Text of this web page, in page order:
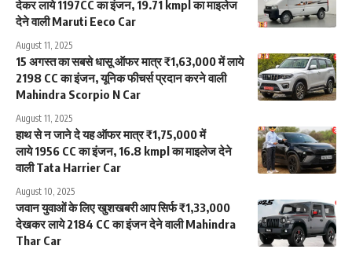
देकर लाये 1197CC का इंजन, 19.71 kmpl का माइलेज
देने वाली Maruti Eeco Car
August 11, 2025
15 अगस्त का सबसे धासू ऑफर मात्र ₹1,63,000 में लाये
2198 CC का इंजन, यूनिक फीचर्स प्रदान करने वाली
Mahindra Scorpio N Car
August 11, 2025
हाथ से न जाने दे यह ऑफर मात्र ₹1,75,000 में
लाये 1956 CC का इंजन, 16.8 kmpl का माइलेज देने
वाली Tata Harrier Car
August 10, 2025
जवान युवाओं के लिए खुशखबरी आप सिर्फ ₹1,33,000
देखकर लाये 2184 CC का इंजन देने वाली Mahindra
Thar Car